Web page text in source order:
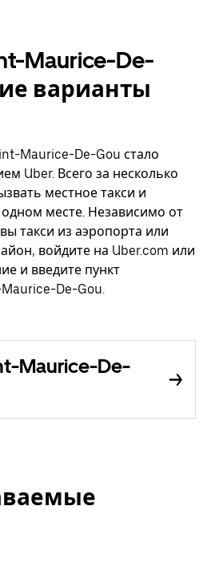
Maurice-De-
варианты
Maurice-De-Gou стало
Uber. Всего за несколько
местное такси и
одном месте. Независимо от
такси из аэропорта или
войдите на Uber.com или
и введите пункт
De-Gou.
Maurice-De-